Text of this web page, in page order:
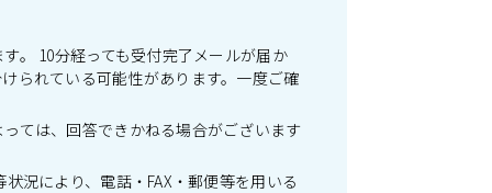
。 10分経っても受付完了メールが届か
られている可能性があります。一度ご確
ては、回答できかねる場合がございます
況により、電話・FAX・郵便等を用いる